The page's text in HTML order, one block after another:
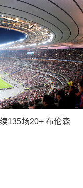
135场20+ 布伦森